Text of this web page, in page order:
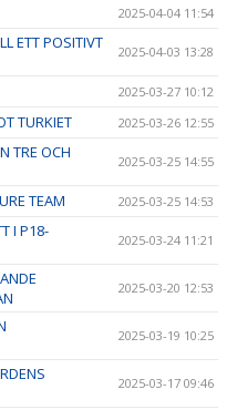
2025-04-04 11:54
ETT POSITIVT
2025-04-03 13:28
2025-03-27 10:12
TURKIET 2025-03-26 12:55
TRE OCH
2025-03-25 14:55
TEAM 2025-03-25 14:53
I P18-
2025-03-24 11:21
2025-03-20 12:53
2025-03-19 10:25
2025-03-17 09:46